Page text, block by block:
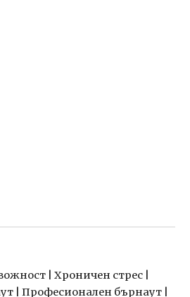
| Хроничен стрес |
| Професионален бърнаут |